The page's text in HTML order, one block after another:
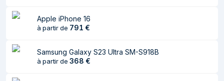
l'écran
Nombre de
couleurs affichées
Format d'image 19.98:9
Apple iPhone 16
à partir de 791 €
Samsung Galaxy S23 Ultra SM-S918B
à partir de 368 €